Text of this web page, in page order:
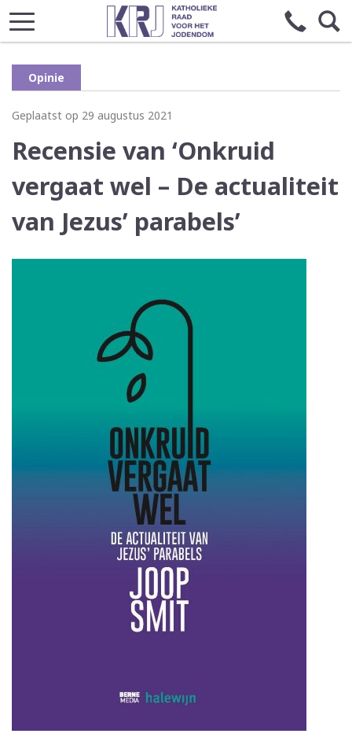
Opinie
Geplaatst op 29 augustus 2021
Recensie van ‘Onkruid
vergaat wel – De actualiteit
van Jezus’ parabels’